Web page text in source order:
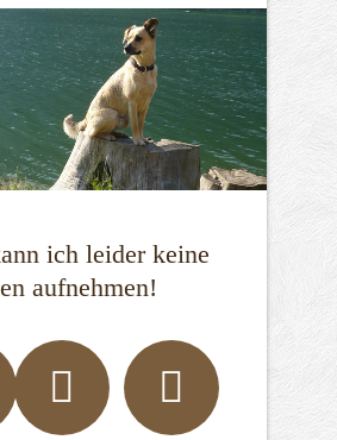
ich leider keine
aufnehmen!